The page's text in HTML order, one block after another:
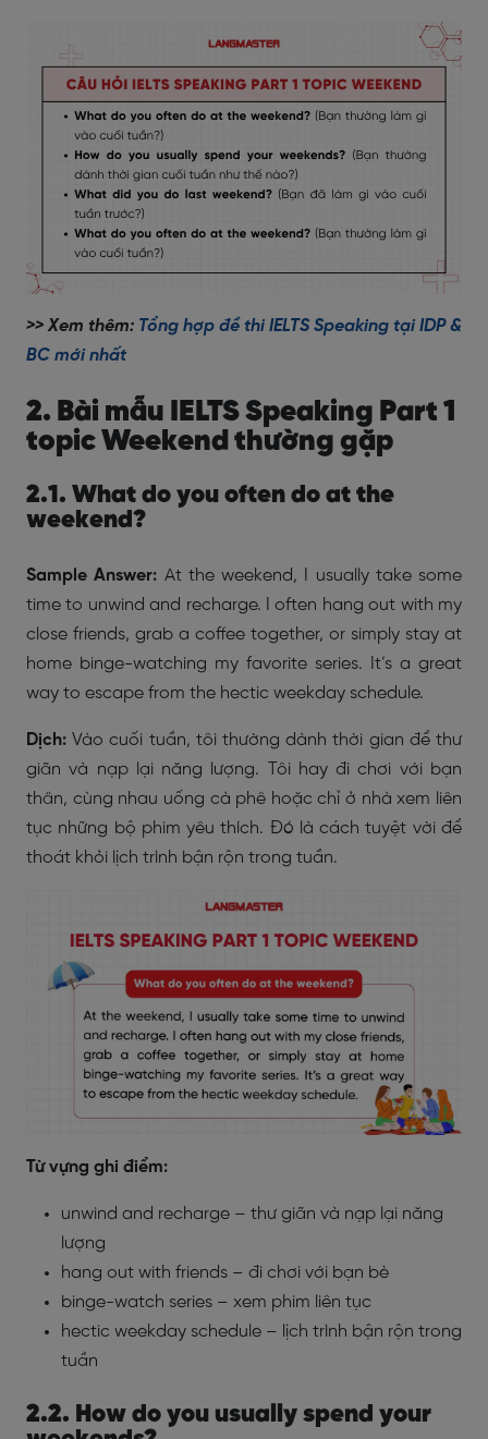
>> Xem thêm: Tổng hợp đề thi IELTS Speaking tại IDP &
BC mới nhất
2. Bài mẫu IELTS Speaking Part 1
topic Weekend thường gặp
2.1. What do you often do at the
weekend?
Sample Answer: At the weekend, I usually take some
time to unwind and recharge. I often hang out with my
close friends, grab a coffee together, or simply stay at
home binge-watching my favorite series. It’s a great
way to escape from the hectic weekday schedule.
Dịch: Vào cuối tuần, tôi thường dành thời gian để thư
giãn và nạp lại năng lượng. Tôi hay đi chơi với bạn
thân, cùng nhau uống cà phê hoặc chỉ ở nhà xem liên
tục những bộ phim yêu thích. Đó là cách tuyệt vời để
thoát khỏi lịch trình bận rộn trong tuần.
Từ vựng ghi điểm:
unwind and recharge – thư giãn và nạp lại năng
lượng
hang out with friends – đi chơi với bạn bè
binge-watch series – xem phim liên tục
hectic weekday schedule – lịch trình bận rộn trong
tuần
2.2. How do you usually spend your